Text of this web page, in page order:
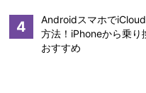
4
Androidスマホで
方法！iPhoneから乗り
おすすめ